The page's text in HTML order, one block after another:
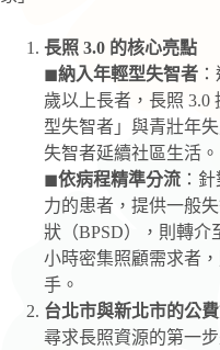
長照 3.0 的核心亮點
◼納入年輕型失智者
歲以上長者，長照 3.0
型失智者」與青壯年
失智者延續社區生活。
◼依病程精準分流 ：
力的患者，提供一般
狀（BPSD），則轉介
小時密集照顧需求者
手。
台北市與新北市的公
尋求長照資源的第一